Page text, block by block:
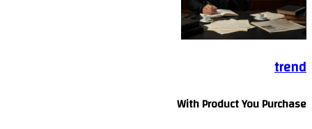
trend
With Product You Purchase